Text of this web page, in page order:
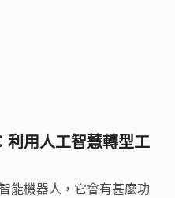
利用人工智慧轉型工
能機器人，它會有甚麼功